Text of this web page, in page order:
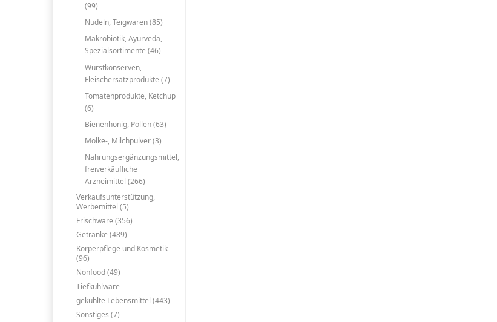
(99)
Nudeln, Teigwaren (85)
Makrobiotik, Ayurveda,
Spezialsortimente (46)
Wurstkonserven,
Fleischersatzprodukte (7)
Tomatenprodukte, Ketchup
(6)
Bienenhonig, Pollen (63)
Molke-, Milchpulver (3)
Nahrungsergänzungsmittel,
freiverkäufliche
Arzneimittel (266)
Verkaufsunterstützung,
Werbemittel (5)
Frischware (356)
Getränke (489)
Körperpflege und Kosmetik
(96)
Nonfood (49)
Tiefkühlware
gekühlte Lebensmittel (443)
Sonstiges (7)